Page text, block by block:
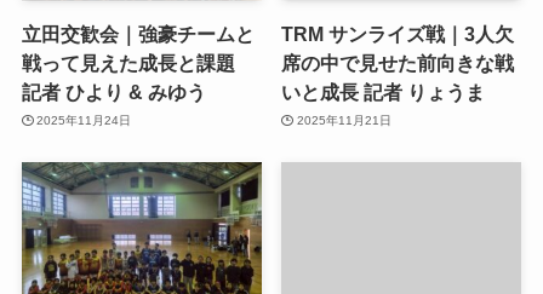
立田交歓会｜強豪チームと
戦って見えた成長と課題
記者 ひより & みゆう
2025年11月24日
TRM サンライズ戦｜3人欠
席の中で見せた前向きな戦
いと成長 記者 りょうま
2025年11月21日